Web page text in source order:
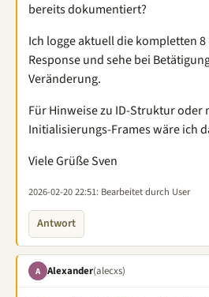
bereits dokumentiert?
Ich logge aktuell die kompletten
Response und sehe bei
Veränderung.
Für Hinweise zu ID-Struktur oder
Initialisierungs-Frames wäre ich
Viele Grüße Sven
2026-02-20 22:51: Bearbeitet durch User
Antwort
A Alexander(alecxs)